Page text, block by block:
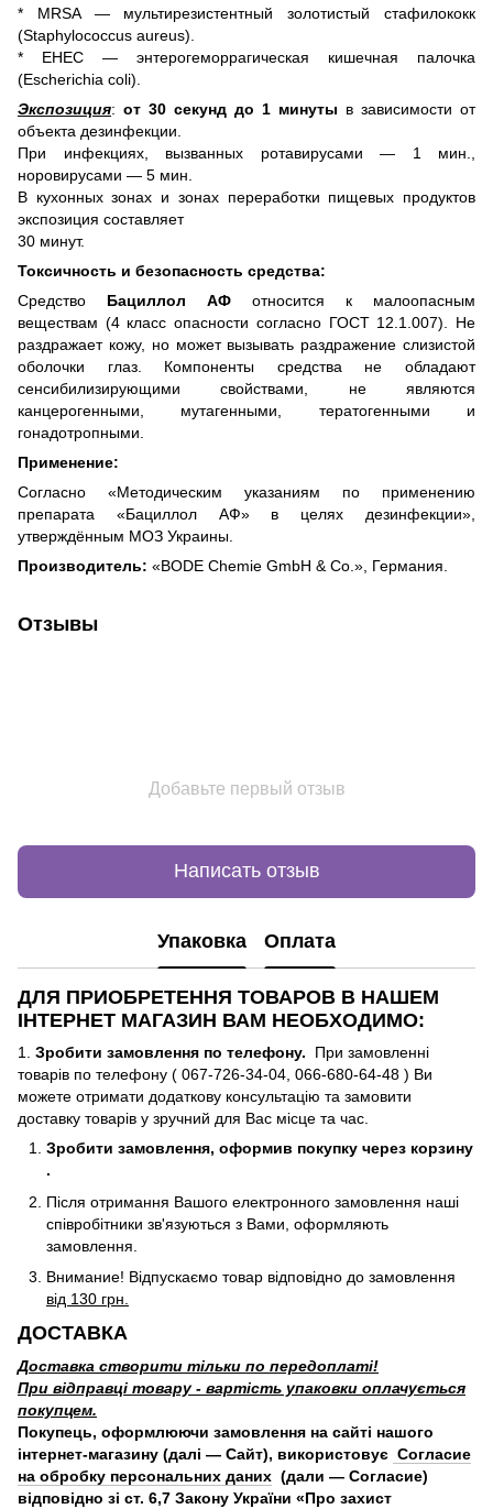
* MRSA — мультирезистентный золотистый стафилококк
(Staphylococcus aureus).
* EHEC — энтерогеморрагическая кишечная палочка
(Escherichia coli).
Экспозиция: от 30 секунд до 1 минуты в зависимости от
объекта дезинфекции.
При инфекциях, вызванных ротавирусами — 1 мин.,
норовирусами — 5 мин.
В кухонных зонах и зонах переработки пищевых продуктов
экспозиция составляет
30 минут.
Токсичность и безопасность средства:
Средство Бациллол АФ относится к малоопасным
веществам (4 класс опасности согласно ГОСТ 12.1.007). Не
раздражает кожу, но может вызывать раздражение слизистой
оболочки глаз. Компоненты средства не обладают
сенсибилизирующими свойствами, не являются
канцерогенными, мутагенными, тератогенными и
гонадотропными.
Применение:
Согласно «Методическим указаниям по применению
препарата «Бациллол АФ» в целях дезинфекции»,
утверждённым МОЗ Украины.
Производитель: «BODE Chemie GmbH & Co.», Германия.
Отзывы
Добавьте первый отзыв
Написать отзыв
Упаковка Оплата
ДЛЯ ПРИОБРЕТЕННЯ ТОВАРОВ В НАШЕМ
ІНТЕРНЕТ МАГАЗИН ВАМ НЕОБХОДИМО:
1. Зробити замовлення по телефону. При замовленні
товарів по телефону ( 067-726-34-04, 066-680-64-48 ) Ви
можете отримати додаткову консультацію та замовити
доставку товарів у зручний для Вас місце та час.
Зробити замовлення, оформив покупку через корзину
.
Після отримання Вашого електронного замовлення наші
співробітники зв'язуються з Вами, оформляють
замовлення.
Внимание! Відпускаємо товар відповідно до замовлення
від 130 грн.
ДОСТАВКА
Доставка створити тільки по передоплаті!
При відправці товару - вартість упаковки оплачується
покупцем.
Покупець, оформлюючи замовлення на сайті нашого
інтернет-магазину (далі — Сайт), використовує Согласие
на обробку персональних даних (дали — Согласие)
відповідно зі ст. 6,7 Закону України «Про захист